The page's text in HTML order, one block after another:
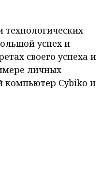
успех и
своего успеха и
личных
компьютер Cybiko и